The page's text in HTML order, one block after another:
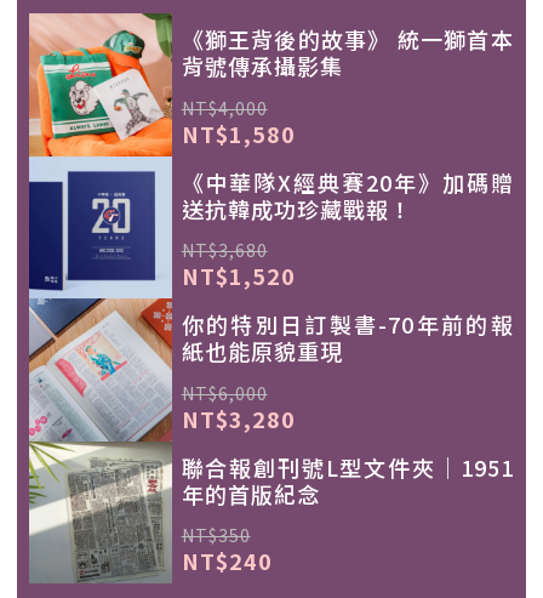
《獅王背後的故事》 統一獅首本
背號傳承攝影集
NT$4,000
NT$1,580
《中華隊X經典賽20年》加碼贈
送抗韓成功珍藏戰報！
NT$3,680
NT$1,520
你的特別日訂製書-70年前的報
紙也能原貌重現
NT$6,000
NT$3,280
聯合報創刊號L型文件夾｜1951
年的首版紀念
NT$350
NT$240